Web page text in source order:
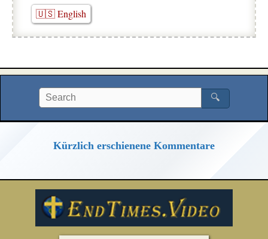
🇺🇸 English
🔍
Kürzlich erschienene Kommentare